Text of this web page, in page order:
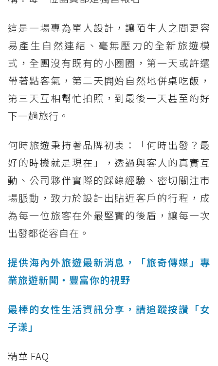
這是一場專為單人設計，讓陌生人之間更容
易產生自然連結、毫無壓力的全新旅遊模
式，全團沒有既有的小圈圈，第一天或許還
帶著點客氣，第二天開始自然地併桌吃飯，
第三天互相幫忙拍照，到最後一天甚至約好
下一趟旅行。
何時旅遊秉持著品牌初衷：「何時出發？最
好的時機就是現在」，透過與客人的真實互
動、公司夥伴實際的踩線經驗、密切關注市
場脈動，致力於設計出貼近客戶的行程，成
為每一位旅客在外最堅實的後盾，讓每一次
出發都從容自在。
提供海內外旅遊最新消息，「旅奇傳媒」專
業旅遊新聞‧豐富你的視野
最棒的女性生活資訊分享，請追蹤按讚「女
子漾」
精華 FAQ